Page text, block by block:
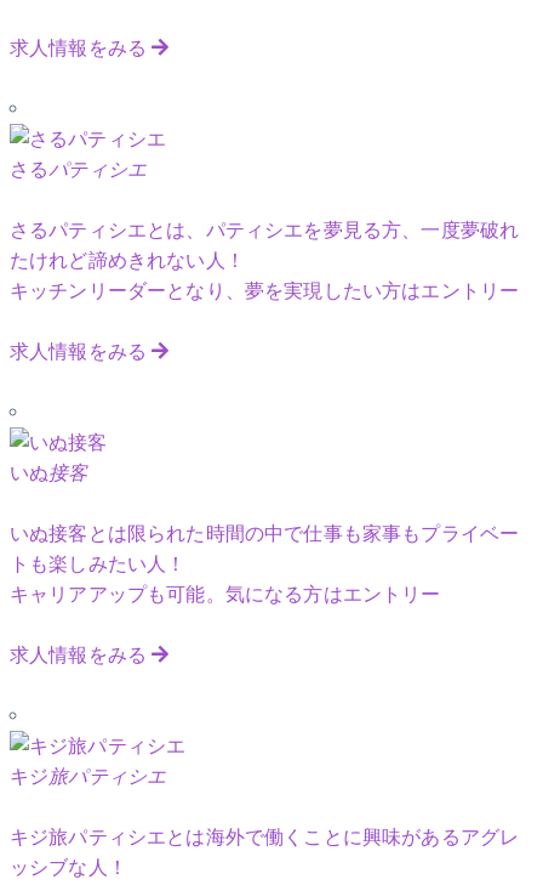
求人情報をみる
さるパティシエ
さるパティシエとは、パティシエを夢見る方、一度夢破れ
たけれど諦めきれない人！
キッチンリーダーとなり、夢を実現したい方はエントリー
求人情報をみる
いぬ接客
いぬ接客とは限られた時間の中で仕事も家事もプライベー
トも楽しみたい人！
キャリアアップも可能。気になる方はエントリー
求人情報をみる
キジ旅パティシエ
キジ旅パティシエとは海外で働くことに興味があるアグレ
ッシブな人！